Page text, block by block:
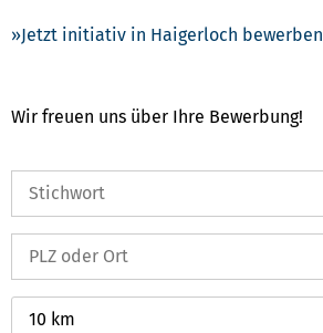
Jetzt initiativ in Haigerloch bewerben
Wir freuen uns über Ihre Bewerbung!
10 km